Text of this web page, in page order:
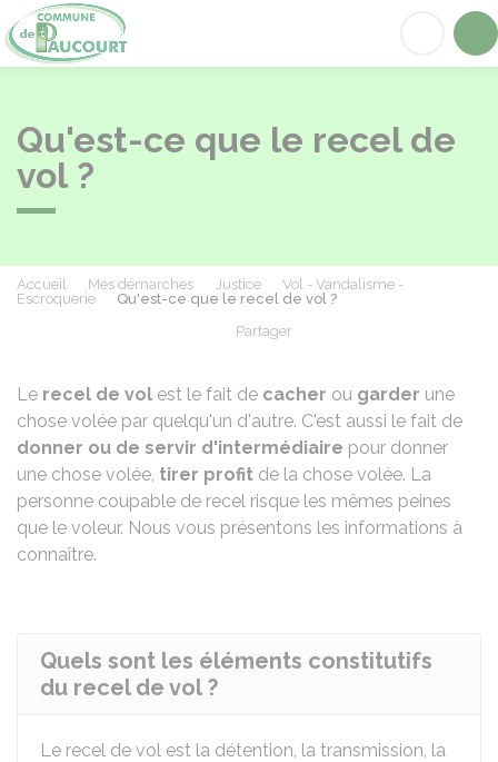
Qu'est-ce que le recel de
vol ?
Accueil Mes démarches Justice
Vol - Vandalisme -
Escroquerie
Qu'est-ce que le recel de vol ?
Partager
Le recel de vol est le fait de cacher ou garder une
chose volée par quelqu'un d'autre. C'est aussi le fait de
donner ou de servir d'intermédiaire pour donner
une chose volée, tirer profit de la chose volée. La
personne coupable de recel risque les mêmes peines
que le voleur. Nous vous présentons les informations à
connaître.
Quels sont les éléments constitutifs
du recel de vol ?
Le recel de vol est la détention, la transmission, la